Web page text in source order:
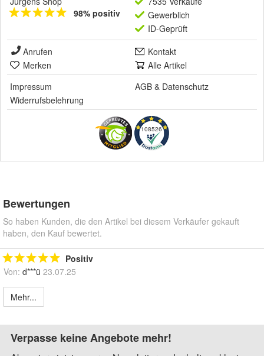
98% positiv
Gewerblich
ID-Geprüft
Anrufen
Kontakt
Merken
Alle Artikel
Impressum
AGB & Datenschutz
Widerrufsbelehrung
108526
Bewertungen
So haben Kunden, die den Artikel bei diesem Verkäufer gekauft
haben, den Kauf bewertet.
Positiv
Von: d***ü 23.07.25
Mehr...
Verpasse keine Angebote mehr!